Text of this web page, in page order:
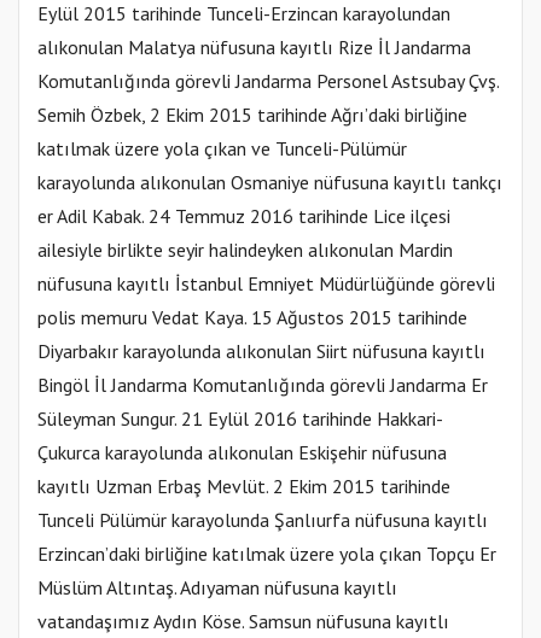
Eylül 2015 tarihinde Tunceli-Erzincan karayolundan
alıkonulan Malatya nüfusuna kayıtlı Rize İl Jandarma
Komutanlığında görevli Jandarma Personel Astsubay Çvş.
Semih Özbek, 2 Ekim 2015 tarihinde Ağrı’daki birliğine
katılmak üzere yola çıkan ve Tunceli-Pülümür
karayolunda alıkonulan Osmaniye nüfusuna kayıtlı tankçı
er Adil Kabak. 24 Temmuz 2016 tarihinde Lice ilçesi
ailesiyle birlikte seyir halindeyken alıkonulan Mardin
nüfusuna kayıtlı İstanbul Emniyet Müdürlüğünde görevli
polis memuru Vedat Kaya. 15 Ağustos 2015 tarihinde
Diyarbakır karayolunda alıkonulan Siirt nüfusuna kayıtlı
Bingöl İl Jandarma Komutanlığında görevli Jandarma Er
Süleyman Sungur. 21 Eylül 2016 tarihinde Hakkari-
Çukurca karayolunda alıkonulan Eskişehir nüfusuna
kayıtlı Uzman Erbaş Mevlüt. 2 Ekim 2015 tarihinde
Tunceli Pülümür karayolunda Şanlıurfa nüfusuna kayıtlı
Erzincan’daki birliğine katılmak üzere yola çıkan Topçu Er
Müslüm Altıntaş. Adıyaman nüfusuna kayıtlı
vatandaşımız Aydın Köse. Samsun nüfusuna kayıtlı